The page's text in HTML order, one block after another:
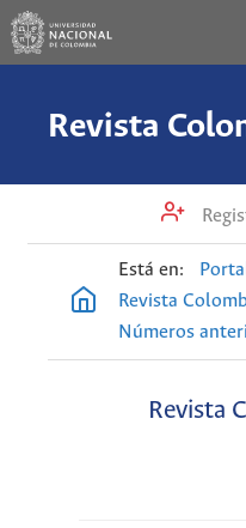
Está en:
Revista
Números
Revista